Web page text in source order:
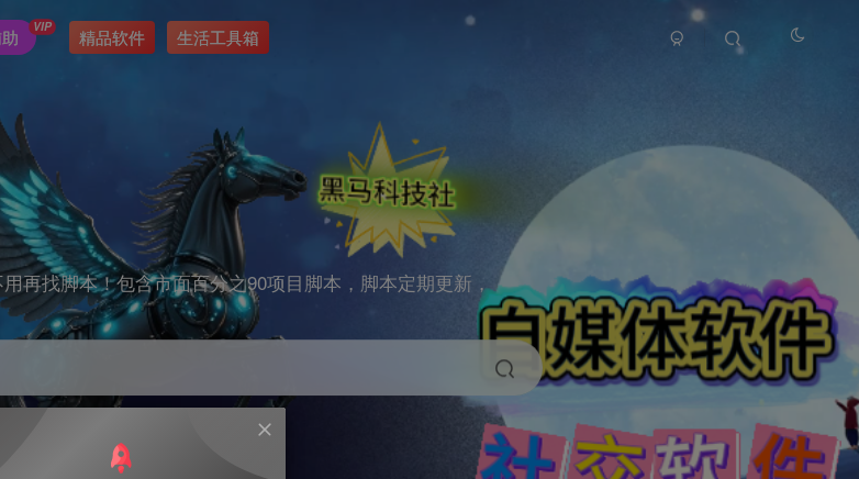
VIP 精品软件 生活工具箱
再找脚本！包含市面百分之90项目脚本，脚本定期更新，